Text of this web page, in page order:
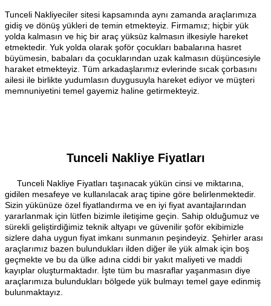
Tunceli Nakliyeciler sitesi kapsamında aynı zamanda araçlarımıza
gidiş ve dönüş yükleri de temin etmekteyiz. Firmamız; hiçbir yük
yolda kalmasın ve hiç bir araç yüksüz kalmasın ilkesiyle hareket
etmektedir. Yuk yolda olarak şoför çocukları babalarına hasret
büyümesin, babaları da çocuklarından uzak kalmasın düşüncesiyle
haraket etmekteyiz. Tüm arkadaşlarımız evlerinde sıcak çorbasını
ailesi ile birlikte yudumlasın duygusuyla hareket ediyor ve müşteri
memnuniyetini temel gayemiz haline getirmekteyiz.
Tunceli Nakliye Fiyatları
Tunceli Nakliye Fiyatları taşınacak yükün cinsi ve miktarına,
gidilen mesafeye ve kullanılacak araç tipine göre belirlenmektedir.
Sizin yükünüze özel fiyatlandırma ve en iyi fiyat avantajlarından
yararlanmak için lütfen bizimle iletişime geçin. Sahip olduğumuz ve
sürekli geliştirdiğimiz teknik altyapı ve güvenilir şoför ekibimizle
sizlere daha uygun fiyat imkanı sunmanın peşindeyiz. Şehirler arası
araçlarımız bazen bulundukları ilden diğer ile yük almak için boş
geçmekte ve bu da ülke adına ciddi bir yakıt maliyeti ve maddi
kayıplar oluşturmaktadır. İşte tüm bu masraflar yaşanmasın diye
araçlarımıza bulundukları bölgede yük bulmayı temel gaye edinmiş
bulunmaktayız.